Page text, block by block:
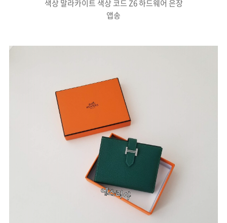
색상 말라카이트 색상 코드 Z6 하드웨어 은장
앱송